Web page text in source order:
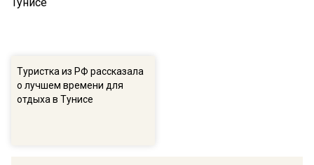
Туристка из РФ рассказала
о лучшем времени для
отдыха в Тунисе